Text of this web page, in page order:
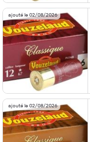
ajouté le 02/08/2026
ajouté le 02/08/2026